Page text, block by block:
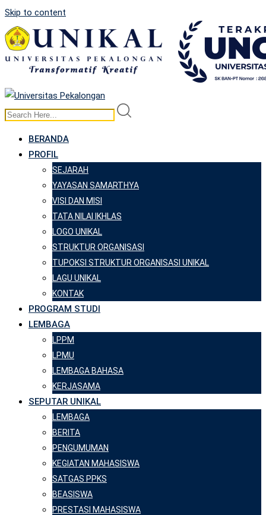
Skip to content
BERANDA
PROFIL
SEJARAH
YAYASAN SAMARTHYA
VISI DAN MISI
TATA NILAI IKHLAS
LOGO UNIKAL
STRUKTUR ORGANISASI
TUPOKSI STRUKTUR ORGANISASI UNIKAL
LAGU UNIKAL
KONTAK
PROGRAM STUDI
LEMBAGA
LPPM
LPMU
LEMBAGA BAHASA
KERJASAMA
SEPUTAR UNIKAL
LEMBAGA
BERITA
PENGUMUMAN
KEGIATAN MAHASISWA
SATGAS PPKS
BEASISWA
PRESTASI MAHASISWA